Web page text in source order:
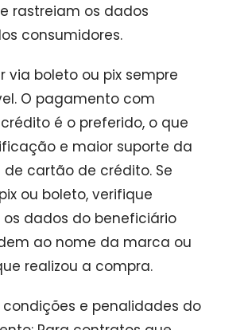
rastreiam os dados
consumidores.
via boleto ou pix sempre
O pagamento com
é o preferido, o que
e maior suporte da
cartão de crédito. Se
ou boleto, verifique
os dados do beneficiário
ao nome da marca ou
realizou a compra.
condições e penalidades do